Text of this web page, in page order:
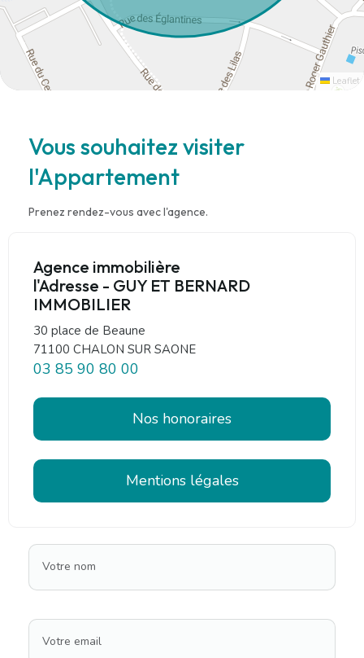
Leaflet
Vous souhaitez visiter
l'Appartement
Prenez rendez-vous avec l'agence.
Agence immobilière
l'Adresse - GUY ET BERNARD
IMMOBILIER
30 place de Beaune
71100 CHALON SUR SAONE
03 85 90 80 00
Nos honoraires
Mentions légales
Votre nom
Votre email